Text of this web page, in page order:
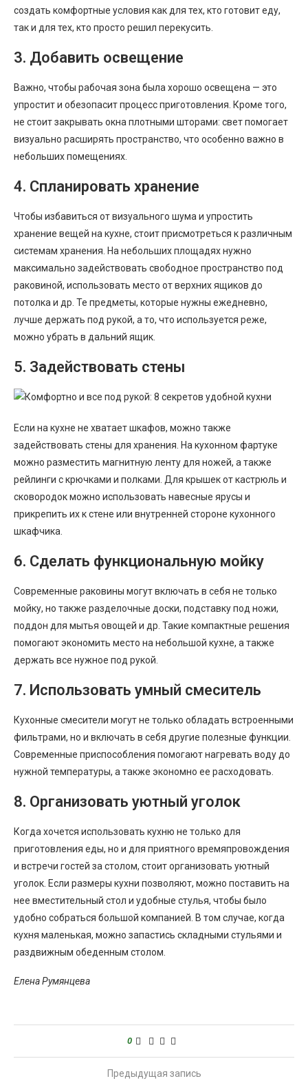
создать комфортные условия как для тех, кто готовит еду,
так и для тех, кто просто решил перекусить.
3. Добавить освещение
Важно, чтобы рабочая зона была хорошо освещена — это
упростит и обезопасит процесс приготовления. Кроме того,
не стоит закрывать окна плотными шторами: свет помогает
визуально расширять пространство, что особенно важно в
небольших помещениях.
4. Спланировать хранение
Чтобы избавиться от визуального шума и упростить
хранение вещей на кухне, стоит присмотреться к различным
системам хранения. На небольших площадях нужно
максимально задействовать свободное пространство под
раковиной, использовать место от верхних ящиков до
потолка и др. Те предметы, которые нужны ежедневно,
лучше держать под рукой, а то, что используется реже,
можно убрать в дальний ящик.
5. Задействовать стены
Если на кухне не хватает шкафов, можно также
задействовать стены для хранения. На кухонном фартуке
можно разместить магнитную ленту для ножей, а также
рейлинги с крючками и полками. Для крышек от кастрюль и
сковородок можно использовать навесные ярусы и
прикрепить их к стене или внутренней стороне кухонного
шкафчика.
6. Сделать функциональную мойку
Современные раковины могут включать в себя не только
мойку, но также разделочные доски, подставку под ножи,
поддон для мытья овощей и др. Такие компактные решения
помогают экономить место на небольшой кухне, а также
держать все нужное под рукой.
7. Использовать умный смеситель
Кухонные смесители могут не только обладать встроенными
фильтрами, но и включать в себя другие полезные функции.
Современные приспособления помогают нагревать воду до
нужной температуры, а также экономно ее расходовать.
8. Организовать уютный уголок
Когда хочется использовать кухню не только для
приготовления еды, но и для приятного времяпровождения
и встречи гостей за столом, стоит организовать уютный
уголок. Если размеры кухни позволяют, можно поставить на
нее вместительный стол и удобные стулья, чтобы было
удобно собраться большой компанией. В том случае, когда
кухня маленькая, можно запастись складными стульями и
раздвижным обеденным столом.
Елена Румянцева
0
Предыдущая запись